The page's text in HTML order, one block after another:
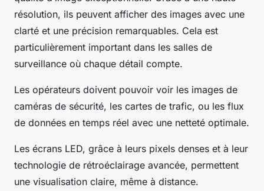
résolution, ils peuvent afficher des images avec une
clarté et une précision remarquables. Cela est
particulièrement important dans les salles de
surveillance où chaque détail compte.
Les opérateurs doivent pouvoir voir les images de
caméras de sécurité, les cartes de trafic, ou les flux
de données en temps réel avec une netteté optimale.
Les écrans LED, grâce à leurs pixels denses et à leur
technologie de rétroéclairage avancée, permettent
une visualisation claire, même à distance.